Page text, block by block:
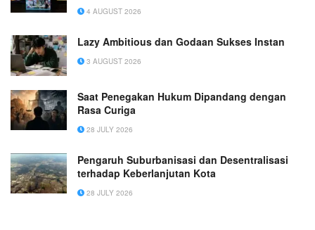
4 AUGUST 2026
Lazy Ambitious dan Godaan Sukses Instan
3 AUGUST 2026
Saat Penegakan Hukum Dipandang dengan
Rasa Curiga
28 JULY 2026
Pengaruh Suburbanisasi dan Desentralisasi
terhadap Keberlanjutan Kota
28 JULY 2026